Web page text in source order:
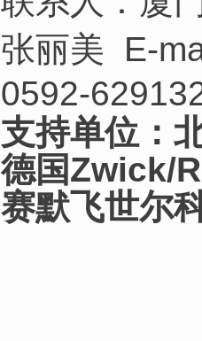
张丽美 E-
0592-
支持单位：
德国Zwick/
赛默飞世尔